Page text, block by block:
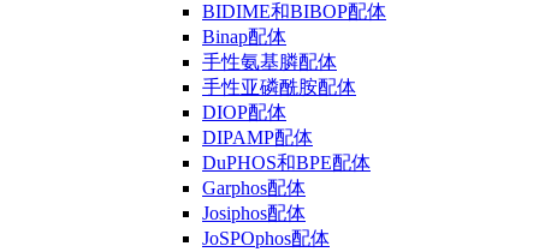
BIDIME和BIBOP配体
Binap配体
手性氨基膦配体
手性亚磷酰胺配体
DIOP配体
DIPAMP配体
DuPHOS和BPE配体
Garphos配体
Josiphos配体
JoSPOphos配体